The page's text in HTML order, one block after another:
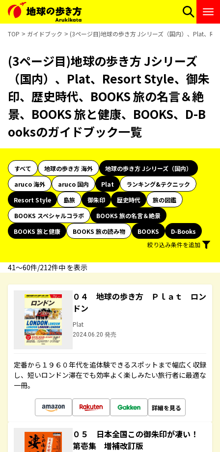
TOP ガイドブック (3ページ目)地球の歩き方 Jシリーズ（国内）、Plat、
(3ページ目)地球の歩き方 Jシリーズ
（国内）、Plat、Resort Style、御朱
印、歴史時代、BOOKS 旅の名言＆絶
景、BOOKS 旅と健康、BOOKS、D-B
ooksのガイドブック一覧
すべて 地球の歩き方 海外
地球の歩き方 Jシリーズ（国内）
aruco 海外
aruco 国内 Plat
ランキング&テクニック
Resort Style
島旅 御朱印 歴史時代
旅の図鑑
BOOKS スペシャルコラボ
BOOKS 旅の名言＆絶景
BOOKS 旅と健康
BOOKS 旅の読み物 BOOKS
D-Books
絞り込み条件を追加
41〜60件/212件中 を表示
０４ 地球の歩き方 Ｐｌａｔ ロン
ドン
Plat
2024.06.20 発売
定番から１９６０年代を追体験できるスポットまで幅広く収録
し、短いロンドン滞在でも効率よく楽しみたい旅行者に最適な
一冊。
詳細を見る
０５ 日本全国この御朱印が凄い！
第壱集 増補改訂版